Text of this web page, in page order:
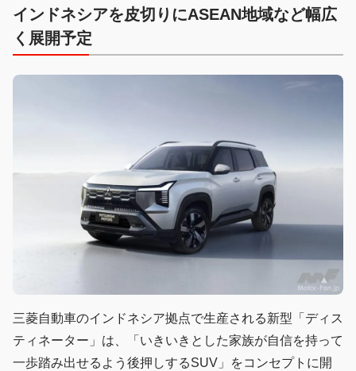
インドネシアを皮切りにASEAN地域など幅広
く展開予定
三菱自動車のインドネシア拠点で生産される新型「ディス
ティネーター」は、「いきいきとした家族が自信を持って
一歩踏み出せるよう後押しするSUV」をコンセプトに開